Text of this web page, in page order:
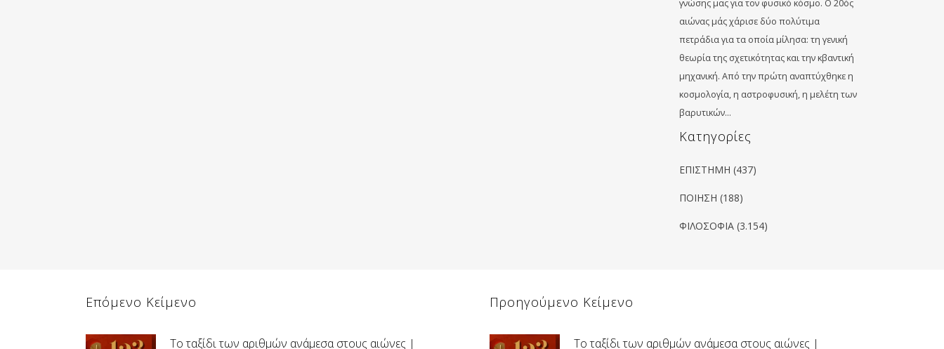
γνώσης μας για τον φυσικό κόσμο. Ο 20ός
αιώνας μάς χάρισε δύο πολύτιμα
πετράδια για τα οποία μίλησα: τη γενική
θεωρία της σχετικότητας και την κβαντική
μηχανική. Από την πρώτη αναπτύχθηκε η
κοσμολογία, η αστροφυσική, η μελέτη των
βαρυτικών…
Kατηγορίες
ΕΠΙΣΤΗΜΗ (437)
ΠΟΙΗΣΗ (188)
ΦΙΛΟΣΟΦΙΑ (3.154)
Επόμενο Κείμενο
Το ταξίδι των αριθμών ανάμεσα στους αιώνες |
Προηγούμενο Κείμενο
Το ταξίδι των αριθμών ανάμεσα στους αιώνες |